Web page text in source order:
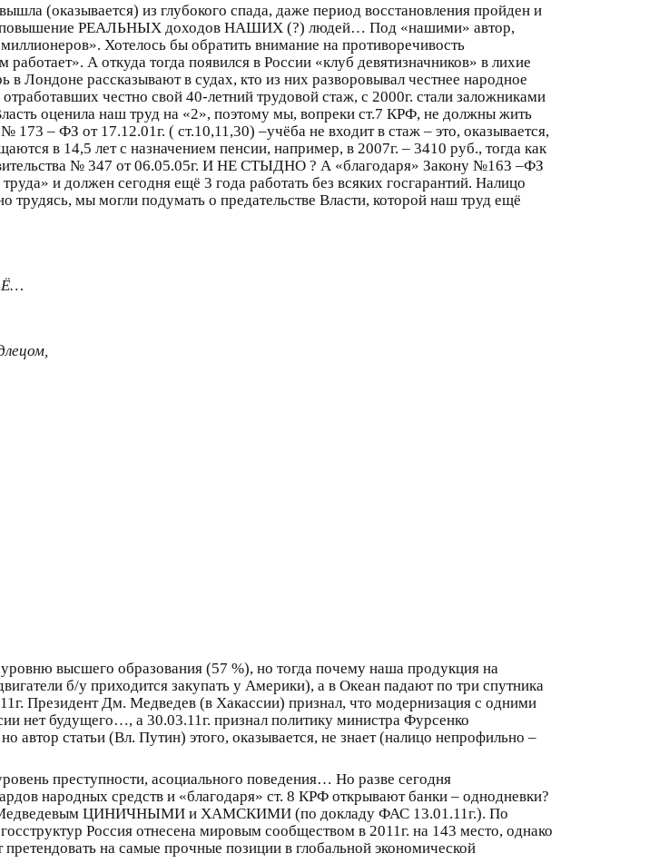
(оказывается) из глубокого спада, даже период восстановления пройден и
и повышение РЕАЛЬНЫХ доходов НАШИХ (?) людей… Под «нашими» автор,
Хотелось бы обратить внимание на противоречивость
А откуда тогда появился в России «клуб девятизначников» в лихие
Лондоне рассказывают в судах, кто из них разворовывал честнее народное
честно свой 40-летний трудовой стаж, с 2000г. стали заложниками
оценила наш труд на «2», поэтому мы, вопреки ст.7 КРФ, не должны жить
– ФЗ от 17.12.01г. ( ст.10,11,30) –учёба не входит в стаж – это, оказывается,
в 14,5 лет с назначением пенсии, например, в 2007г. – 3410 руб., тогда как
№ 347 от 06.05.05г. И НЕ СТЫДНО ? А «благодаря» Закону №163 –ФЗ
и должен сегодня ещё 3 года работать без всяких госгарантий. Налицо
трудясь, мы могли подумать о предательстве Власти, которой наш труд ещё
высшего образования (57 %), но тогда почему наша продукция на
б/у приходится закупать у Америки), а в Океан падают по три спутника
Президент Дм. Медведев (в Хакассии) признал, что модернизация с одними
будущего…, а 30.03.11г. признал политику министра Фурсенко
статьи (Вл. Путин) этого, оказывается, не знает (налицо непрофильно –
преступности, асоциального поведения… Но разве сегодня
народных средств и «благодаря» ст. 8 КРФ открывают банки – однодневки?
Медведевым ЦИНИЧНЫМИ и ХАМСКИМИ (по докладу ФАС 13.01.11г.). По
Россия отнесена мировым сообществом в 2011г. на 143 место, однако
на самые прочные позиции в глобальной экономической